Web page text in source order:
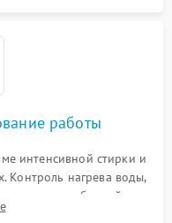
работы
интенсивной стирки и
Контроль нагрева воды,
излишних вибраций,
под корпусом.